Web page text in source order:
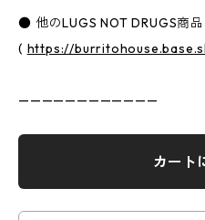
● 他のLUGS NOT DRUGS商
( https://
————————————
カート